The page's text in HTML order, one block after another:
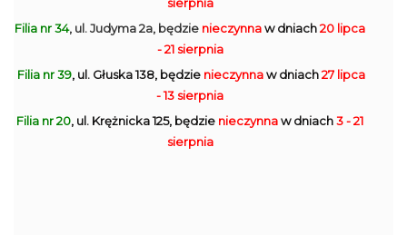
Filia nr 34, ul. Judyma 2a, będzie nieczynnaw dniach20 lipca
- 21 sierpnia
Filia nr 39, ul. Głuska 138, będzie nieczynnaw dniach27 lipca
- 13 sierpnia
Filia nr 20, ul. Krężnicka 125, będzie nieczynnaw dniach3 - 21
sierpnia